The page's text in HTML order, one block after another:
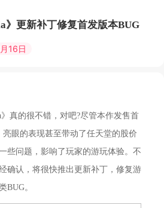
》更新补丁修复首发版本BUG
16日
的很不错，对吧?尽管本作发售首
亮眼的表现甚至带动了任天堂的股价
些问题，影响了玩家的游玩体验。不
确认，将很快推出更新补丁，修复游
BUG。